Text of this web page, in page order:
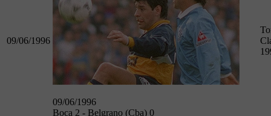
09/06/1996
09/06/1996
Boca 2 - Belgrano (Cba) 0